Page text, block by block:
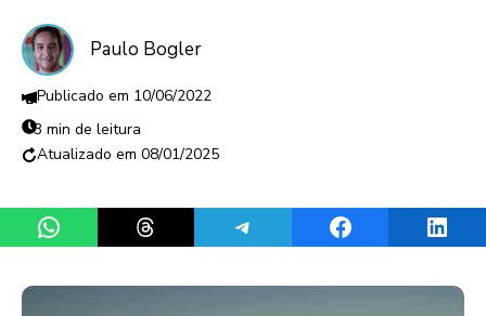
Paulo Bogler
10/06/2022
3 min de leitura
08/01/2025
Share on WhatsAppShare on ThreadsShare on TelegramShare on Facebook